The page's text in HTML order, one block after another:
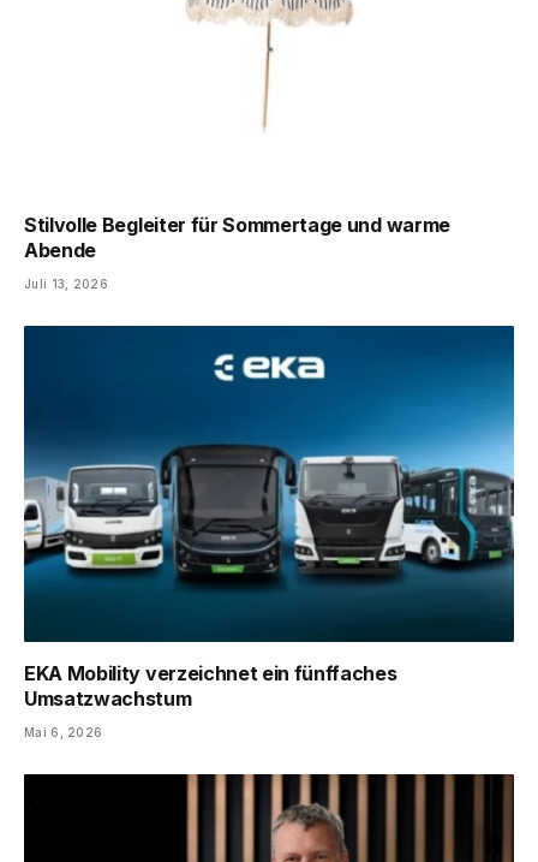
Stilvolle Begleiter für Sommertage und warme
Abende
Juli 13, 2026
EKA Mobility verzeichnet ein fünffaches
Umsatzwachstum
Mai 6, 2026